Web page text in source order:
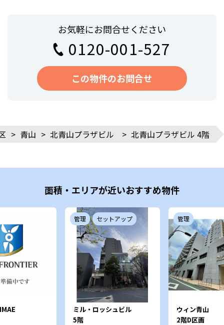
お気軽にお問合せください
0120-001-527
この物件のお問合せ
> 青山 > 北青山プラザビル > 北青山プラザビル 4階
面積・エリアが近いおすすめ物件
管理 セットアップ
ミル・ロッシュビル
5階
管理
ウィン青山
2階D区画